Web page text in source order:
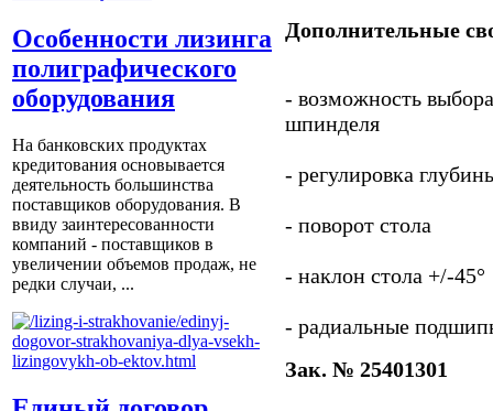
Особенности лизинга
полиграфического
оборудования
На банковских продуктах
кредитования основывается
деятельность большинства
поставщиков оборудования. В
ввиду заинтересованности
компаний - поставщиков в
увеличении объемов продаж, не
редки случаи, ...
Дополнительные
- возможность
шпинделя
- регулировка
- поворот стола
- наклон стола +/-45°
- радиальные
Зак. № 25401301